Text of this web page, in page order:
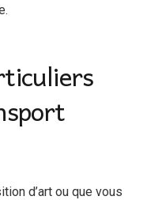
d’art ou que vous